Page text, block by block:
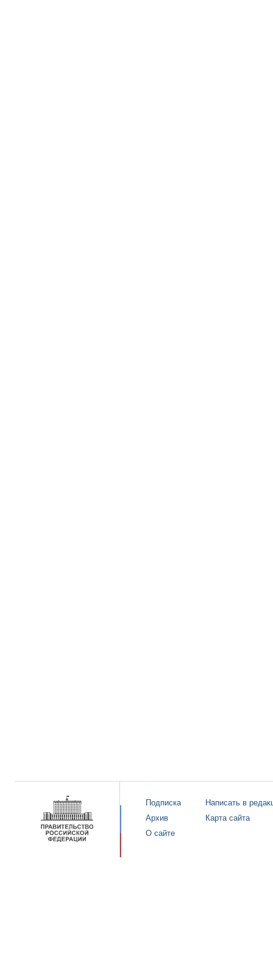
Подписка
Архив
О сайте
Написать в
Карта сайта